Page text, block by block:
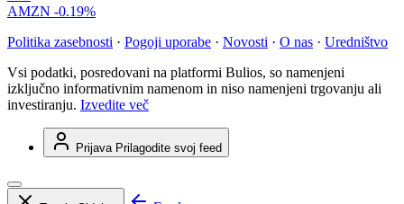
AMZN -0.19%
Politika zasebnosti · Pogoji uporabe · Novosti · O nas · Uredništvo
Vsi podatki, posredovani na platformi Bulios, so namenjeni
izključno informativnim namenom in niso namenjeni trgovanju ali
investiranju. Izvedite več
Prijava Prilagodite svoj feed